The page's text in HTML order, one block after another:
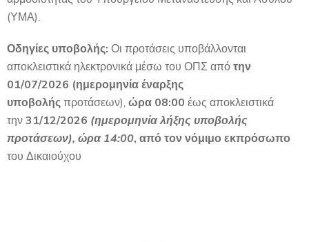
(ΥΜΑ).
Οδηγίες υποβολής: Οι προτάσεις υποβάλλονται
αποκλειστικά ηλεκτρονικά μέσω του ΟΠΣ απότην
01/07/2026 (ημερομηνία έναρξης
υποβολήςπροτάσεων), ώρα 08:00 έως αποκλειστικά
την31/12/2026 (ημερομηνία λήξης υποβολής
προτάσεων), ώρα 14:00, από τον νόμιμο εκπρόσωπο
του Δικαιούχου